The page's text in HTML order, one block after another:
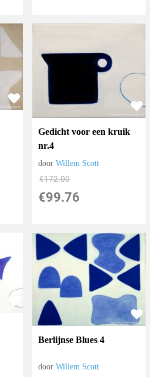
Gedicht voor een kruik
nr.4
doorWillem Scott
€172.00
€99.76
Berlijnse Blues 4
doorWillem Scott